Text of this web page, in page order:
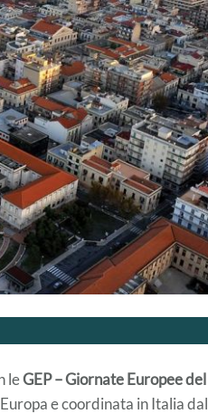
leGEP – Giornate Europee del
e coordinata in Italia dal